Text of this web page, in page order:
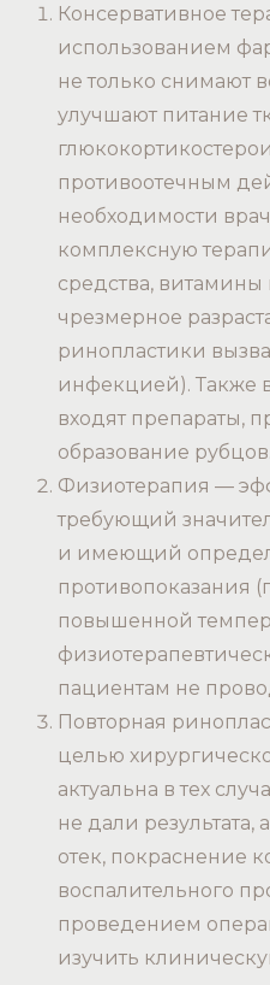
Консервативное
использованием
не только снимают
улучшают питание
противоотечным
необходимости
комплексную
средства,
чрезмерное
ринопластики
инфекцией). Также
входят препараты,
образование рубцов.
Физиотерапия —
требующий
и имеющий
противопоказания
повышенной
пациентам не
Повторная
целью
актуальна в тех
не дали результата,
отек, покраснение
воспалительного
проведением
изучить